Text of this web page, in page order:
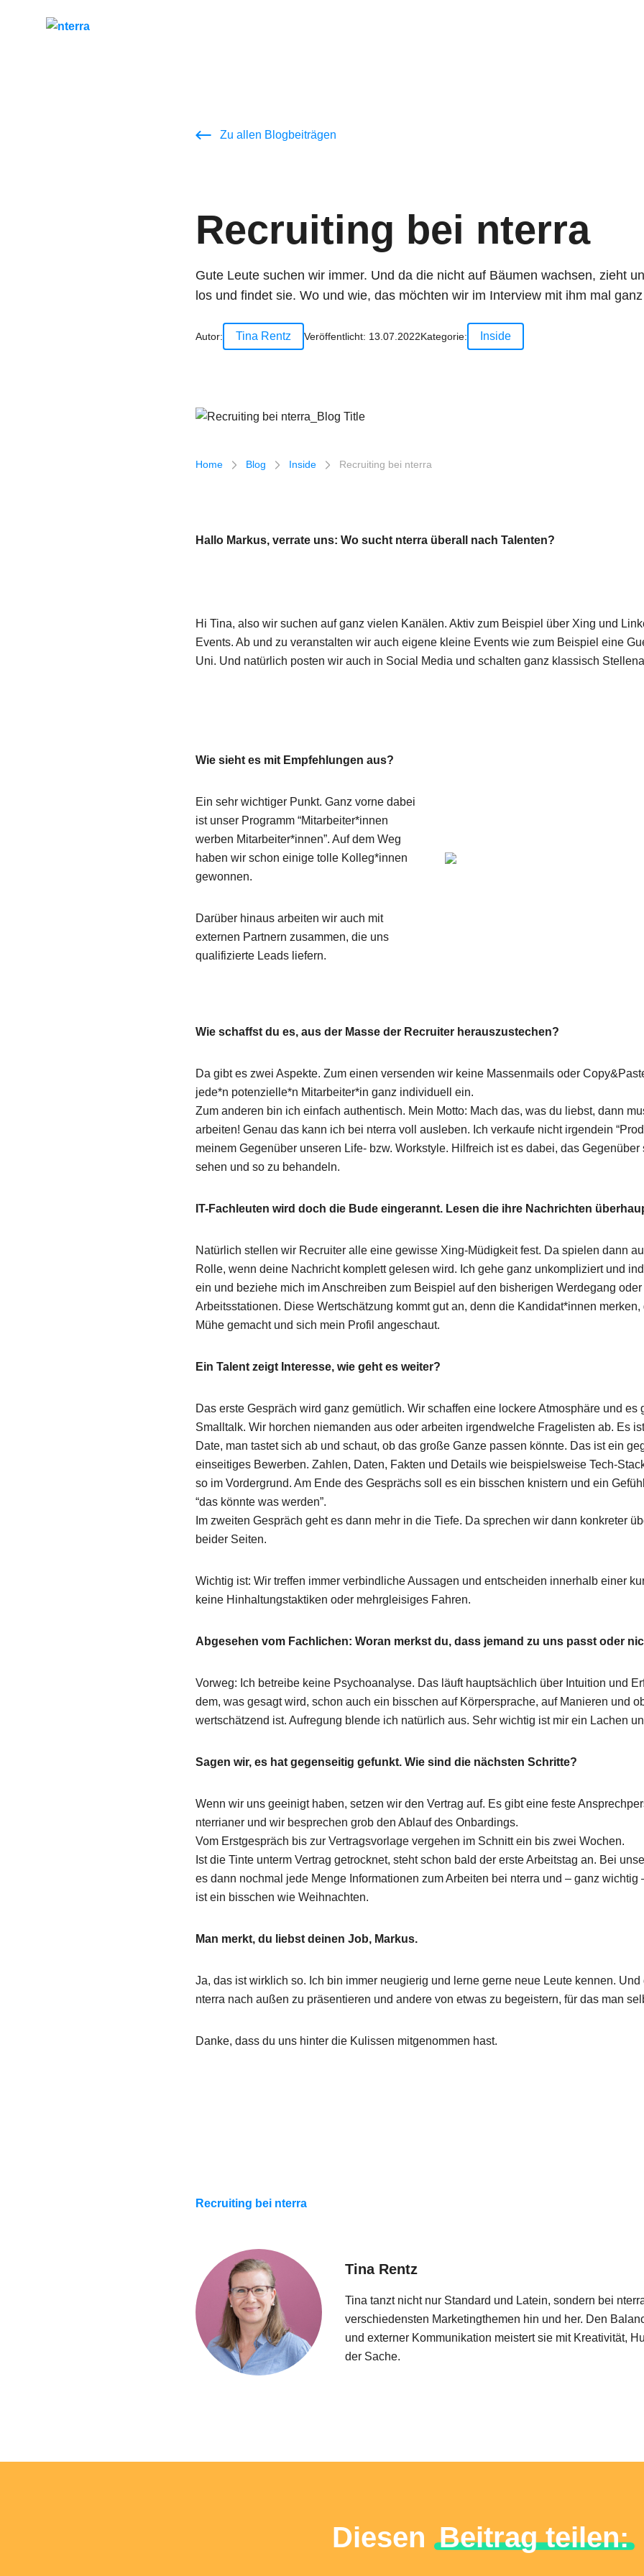
Unser Versprechen
Gemeinsame Erfolge
Wir
Mehr erfahren
Blog
Erfahre mehr – über Technologien, Ideen und was bei uns so passiert.
Zum Blog
Zu allen Blogbeiträgen
Recruiting bei nterra
Gute Leute suchen wir immer. Und da die nicht auf Bäumen wachsen, zieht
los und findet sie. Wo und wie, das möchten wir im Interview mit ihm mal
Autor: Tina Rentz Veröffentlicht: 13.07.2022Kategorie: Inside
Breadcrumb-Navigation
Home Blog Inside Recruiting bei nterra
Hallo Markus, verrate uns: Wo sucht nterra überall nach Talenten?
Hi Tina, also wir suchen auf ganz vielen Kanälen. Aktiv zum Beispiel über Xing und
Events. Ab und zu veranstalten wir auch eigene kleine Events wie zum Beispiel eine
Uni. Und natürlich posten wir auch in Social Media und schalten ganz klassisch
Wie sieht es mit Empfehlungen aus?
Ein sehr wichtiger Punkt. Ganz vorne dabei
ist unser Programm “Mitarbeiter*innen
werben Mitarbeiter*innen”. Auf dem Weg
haben wir schon einige tolle Kolleg*innen
gewonnen.
Darüber hinaus arbeiten wir auch mit
externen Partnern zusammen, die uns
qualifizierte Leads liefern.
Wie schaffst du es, aus der Masse der Recruiter herauszustechen?
Da gibt es zwei Aspekte. Zum einen versenden wir keine Massenmails oder
jede*n potenzielle*n Mitarbeiter*in ganz individuell ein.
Zum anderen bin ich einfach authentisch. Mein Motto: Mach das, was du liebst, dann
arbeiten! Genau das kann ich bei nterra voll ausleben. Ich verkaufe nicht irgendein
meinem Gegenüber unseren Life- bzw. Workstyle. Hilfreich ist es dabei, das Gegenüber
sehen und so zu behandeln.
IT-Fachleuten wird doch die Bude eingerannt. Lesen die ihre Nachrichten
Natürlich stellen wir Recruiter alle eine gewisse Xing-Müdigkeit fest. Da spielen dann
Rolle, wenn deine Nachricht komplett gelesen wird. Ich gehe ganz unkompliziert und
ein und beziehe mich im Anschreiben zum Beispiel auf den bisherigen Werdegang
Arbeitsstationen. Diese Wertschätzung kommt gut an, denn die Kandidat*innen merken,
Mühe gemacht und sich mein Profil angeschaut.
Ein Talent zeigt Interesse, wie geht es weiter?
Das erste Gespräch wird ganz gemütlich. Wir schaffen eine lockere Atmosphäre und es
Smalltalk. Wir horchen niemanden aus oder arbeiten irgendwelche Fragelisten ab. Es
Date, man tastet sich ab und schaut, ob das große Ganze passen könnte. Das ist ein
einseitiges Bewerben. Zahlen, Daten, Fakten und Details wie beispielsweise Tech-
so im Vordergrund. Am Ende des Gesprächs soll es ein bisschen knistern und ein
“das könnte was werden”.
Im zweiten Gespräch geht es dann mehr in die Tiefe. Da sprechen wir dann konkreter
beider Seiten.
Wichtig ist: Wir treffen immer verbindliche Aussagen und entscheiden innerhalb einer
keine Hinhaltungstaktiken oder mehrgleisiges Fahren.
Abgesehen vom Fachlichen: Woran merkst du, dass jemand zu uns passt oder
Vorweg: Ich betreibe keine Psychoanalyse. Das läuft hauptsächlich über Intuition und
dem, was gesagt wird, schon auch ein bisschen auf Körpersprache, auf Manieren und
wertschätzend ist. Aufregung blende ich natürlich aus. Sehr wichtig ist mir ein Lachen
Sagen wir, es hat gegenseitig gefunkt. Wie sind die nächsten Schritte?
Wenn wir uns geeinigt haben, setzen wir den Vertrag auf. Es gibt eine feste
nterrianer und wir besprechen grob den Ablauf des Onbardings.
Vom Erstgespräch bis zur Vertragsvorlage vergehen im Schnitt ein bis zwei Wochen.
Ist die Tinte unterm Vertrag getrocknet, steht schon bald der erste Arbeitstag an. Bei
es dann nochmal jede Menge Informationen zum Arbeiten bei nterra und – ganz wichtig
ist ein bisschen wie Weihnachten.
Man merkt, du liebst deinen Job, Markus.
Ja, das ist wirklich so. Ich bin immer neugierig und lerne gerne neue Leute kennen.
nterra nach außen zu präsentieren und andere von etwas zu begeistern, für das man
Danke, dass du uns hinter die Kulissen mitgenommen hast.
Recruiting bei nterra
Tina Rentz
Tina tanzt nicht nur Standard und Latein, sondern bei
verschiedensten Marketingthemen hin und her. Den
und externer Kommunikation meistert sie mit Kreativität,
der Sache.
Diesen Beitrag teilen: